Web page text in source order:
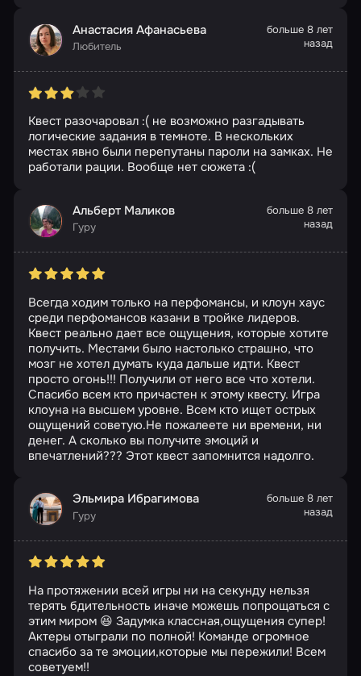
Анастасия Афанасьева
Любитель
больше 8 лет
назад
Квест разочаровал :( не возможно разгадывать
логические задания в темноте. В нескольких
местах явно были перепутаны пароли на замках. Не
работали рации. Вообще нет сюжета :(
Альберт Маликов
Гуру
больше 8 лет
назад
Всегда ходим только на перфомансы, и клоун хаус
среди перфомансов казани в тройке лидеров.
Квест реально дает все ощущения, которые хотите
получить. Местами было настолько страшно, что
мозг не хотел думать куда дальше идти. Квест
просто огонь!!! Получили от него все что хотели.
Спасибо всем кто причастен к этому квесту. Игра
клоуна на высшем уровне. Всем кто ищет острых
ощущений советую.Не пожалеете ни времени, ни
денег. А сколько вы получите эмоций и
впечатлений??? Этот квест запомнится надолго.
Эльмира Ибрагимова
Гуру
больше 8 лет
назад
На протяжении всей игры ни на секунду нельзя
терять бдительность иначе можешь попрощаться с
этим миром 😆 Задумка классная,ощущения супер!
Актеры отыграли по полной! Команде огромное
спасибо за те эмоции,которые мы пережили! Всем
советуем!!